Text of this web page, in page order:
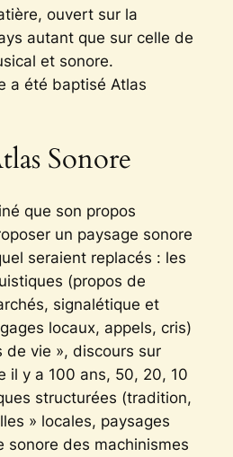
ouvert sur la
autant que sur celle de
et sonore.
a été baptisé Atlas
Sonore
que son propos
un paysage sonore
seraient replacés : les
(propos de
signalétique et
locaux, appels, cris)
de vie », discours sur
il y a 100 ans, 50, 20, 10
structurées (tradition,
» locales, paysages
sonore des machinismes